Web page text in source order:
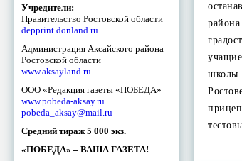
Учредители:
Правительство Ростовской области
depprint.donland.ru
Администрация Аксайского района
Ростовской области
www.aksayland.ru
ООО «Редакция газеты «ПОБЕДА»
www.pobeda-aksay.ru
pobeda_aksay@mail.ru
Средний тираж 5 000 экз.
«ПОБЕДА» – ВАША ГАЗЕТА!